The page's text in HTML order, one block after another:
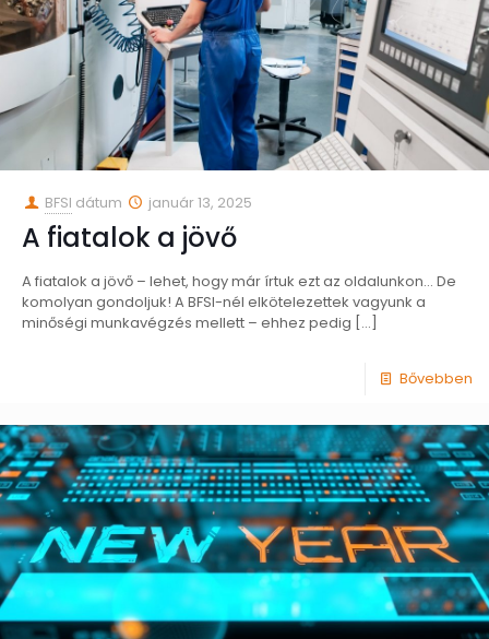
BFSI dátum január 13, 2025
A fiatalok a jövő
A fiatalok a jövő – lehet, hogy már írtuk ezt az oldalunkon… De
komolyan gondoljuk! A BFSI-nél elkötelezettek vagyunk a
minőségi munkavégzés mellett – ehhez pedig […]
Bővebben